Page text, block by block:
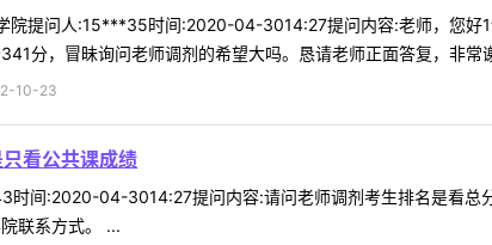
院提问人:15***35时间:2020-04-3014:27提问内容:老师，您好
分，冒昧询问老师调剂的希望大吗。恳请老师正面答复，非常
10-23
看公共课成绩
间:2020-04-3014:27提问内容:请问老师调剂考生排名是看总
联系方式。 ...